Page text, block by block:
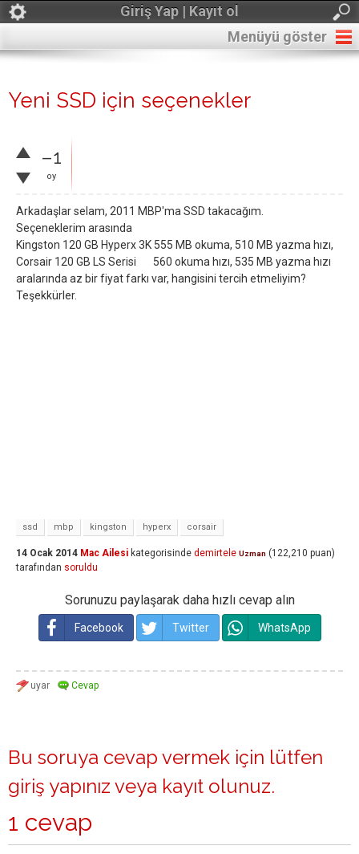
Giriş Yap | Kayıt ol
Menüyü göster
Yeni SSD için seçenekler
–1
oy
Arkadaşlar selam, 2011 MBP'ma SSD takacağım.
Seçeneklerim arasında
Kingston 120 GB Hyperx 3K 555 MB okuma, 510 MB yazma hızı,
Corsair 120 GB LS Serisi 560 okuma hızı, 535 MB yazma hızı
aralarında az bir fiyat farkı var, hangisini tercih etmeliyim?
Teşekkürler.
ssd mbp kingston hyperx corsair
14 Ocak 2014 Mac Ailesi kategorisinde demirtele Uzman (122,210 puan)
tarafından soruldu
Sorunuzu paylaşarak daha hızlı cevap alın
Facebook Twitter WhatsApp
Bu soruya cevap vermek için lütfen
giriş yapınız veya kayıt olunuz.
1 cevap